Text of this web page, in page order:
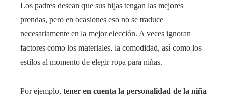
Los padres desean que sus hijas tengan las mejores
prendas, pero en ocasiones eso no se traduce
necesariamente en la mejor elección. A veces ignoran
factores como los materiales, la comodidad, así como los
estilos al momento de elegir ropa para niñas.
Por ejemplo, tener en cuenta la personalidad de la niña